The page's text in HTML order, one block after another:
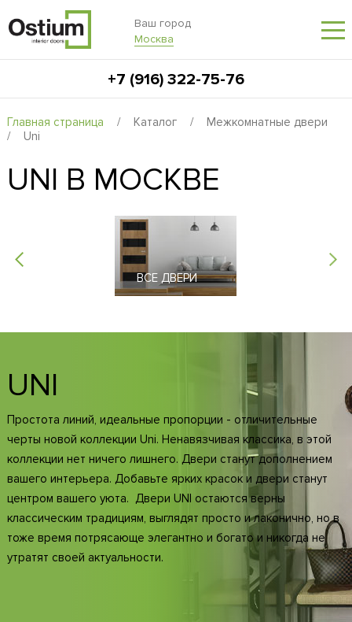
Ваш город
Москва
+7 (916) 322-75-76
Главная страница / Каталог /
Межкомнатные двери
/
Uni
UNI В МОСКВЕ
ВСЕ ДВЕРИ
UNI
Простота линий, идеальные пропорции - отличительные
черты новой коллекции Uni. Ненавязчивая классика, в этой
коллекции нет ничего лишнего. Двери станут дополнением
вашего интерьера. Добавьте ярких красок и двери станут
центром вашего уюта. Двери UNI остаются верны
классическим традициям, выглядят просто и лаконично, но в
тоже время потрясающе элегантно и богато и никогда не
утратят своей актуальности.